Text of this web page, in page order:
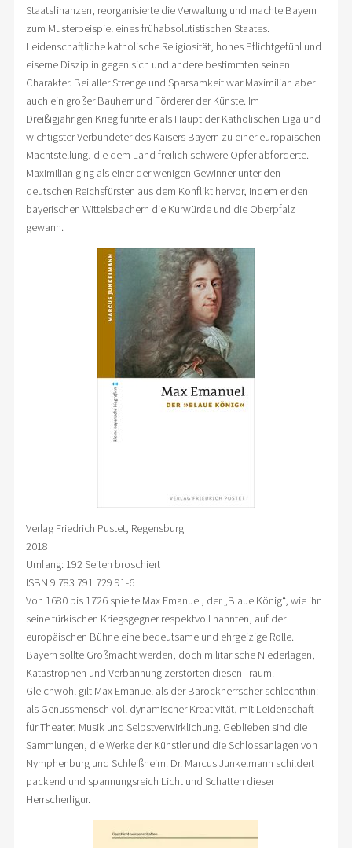
Staatsfinanzen, reorganisierte die Verwaltung und machte Bayern
zum Musterbeispiel eines frühabsolutistischen Staates.
Leidenschaftliche katholische Religiosität, hohes Pflichtgefühl und
eiserne Disziplin gegen sich und andere bestimmten seinen
Charakter. Bei aller Strenge und Sparsamkeit war Maximilian aber
auch ein großer Bauherr und Förderer der Künste. Im
Dreißigjährigen Krieg führte er als Haupt der Katholischen Liga und
wichtigster Verbündeter des Kaisers Bayern zu einer europäischen
Machtstellung, die dem Land freilich schwere Opfer abforderte.
Maximilian ging als einer der wenigen Gewinner unter den
deutschen Reichsfürsten aus dem Konflikt hervor, indem er den
bayerischen Wittelsbachern die Kurwürde und die Oberpfalz
gewann.
Verlag Friedrich Pustet, Regensburg
2018
Umfang: 192 Seiten broschiert
ISBN 9 783 791 729 91-6
Von 1680 bis 1726 spielte Max Emanuel, der „Blaue König“, wie ihn
seine türkischen Kriegsgegner respektvoll nannten, auf der
europäischen Bühne eine bedeutsame und ehrgeizige Rolle.
Bayern sollte Großmacht werden, doch militärische Niederlagen,
Katastrophen und Verbannung zerstörten diesen Traum.
Gleichwohl gilt Max Emanuel als der Barockherrscher schlechthin:
als Genussmensch voll dynamischer Kreativität, mit Leidenschaft
für Theater, Musik und Selbstverwirklichung. Geblieben sind die
Sammlungen, die Werke der Künstler und die Schlossanlagen von
Nymphenburg und Schleißheim. Dr. Marcus Junkelmann schildert
packend und spannungsreich Licht und Schatten dieser
Herrscherfigur.